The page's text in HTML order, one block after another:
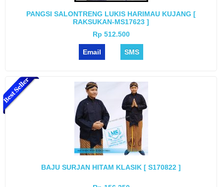
PANGSI SALONTRENG LUKIS HARIMAU KUJANG [
RAKSUKAN-MS17623 ]
Rp 512.500
Email SMS
BAJU SURJAN HITAM KLASIK [ S170822 ]